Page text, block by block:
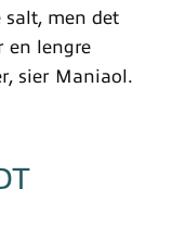
men det
en lengre
sier Maniaol.